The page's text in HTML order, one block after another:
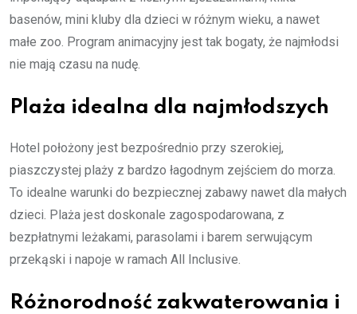
basenów, mini kluby dla dzieci w różnym wieku, a nawet
małe zoo. Program animacyjny jest tak bogaty, że najmłodsi
nie mają czasu na nudę.
Plaża idealna dla najmłodszych
Hotel położony jest bezpośrednio przy szerokiej,
piaszczystej plaży z bardzo łagodnym zejściem do morza.
To idealne warunki do bezpiecznej zabawy nawet dla małych
dzieci. Plaża jest doskonale zagospodarowana, z
bezpłatnymi leżakami, parasolami i barem serwującym
przekąski i napoje w ramach All Inclusive.
Różnorodność zakwaterowania i